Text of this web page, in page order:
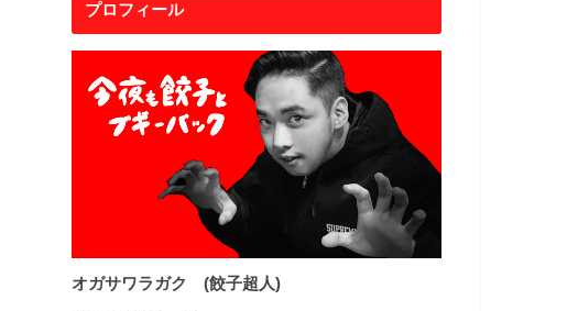
プロフィール
オガサワラガク (餃子超人)